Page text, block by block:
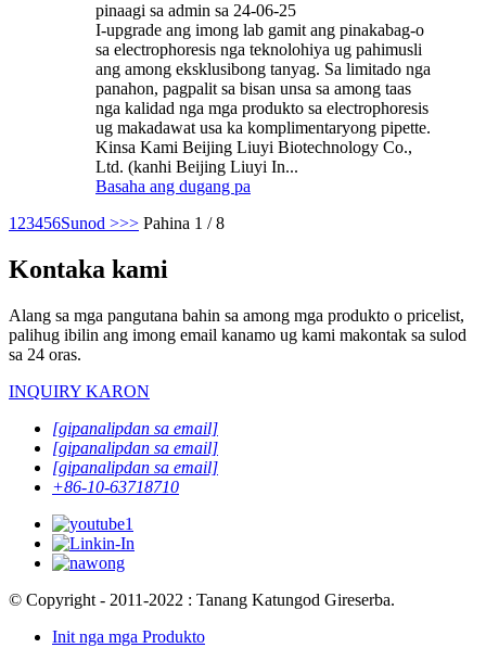
pinaagi sa admin sa 24-06-25
I-upgrade ang imong lab gamit ang pinakabag-o
sa electrophoresis nga teknolohiya ug pahimusli
ang among eksklusibong tanyag. Sa limitado nga
panahon, pagpalit sa bisan unsa sa among taas
nga kalidad nga mga produkto sa electrophoresis
ug makadawat usa ka komplimentaryong pipette.
Kinsa Kami Beijing Liuyi Biotechnology Co.,
Ltd. (kanhi Beijing Liuyi In...
Basaha ang dugang pa
1 23456Sunod >>> Pahina 1 / 8
Kontaka kami
Alang sa mga pangutana bahin sa among mga produkto o pricelist,
palihug ibilin ang imong email kanamo ug kami makontak sa sulod
sa 24 oras.
INQUIRY KARON
[gipanalipdan sa email]
[gipanalipdan sa email]
[gipanalipdan sa email]
+86-10-63718710
© Copyright - 2011-2022 : Tanang Katungod Gireserba.
Init nga mga Produkto